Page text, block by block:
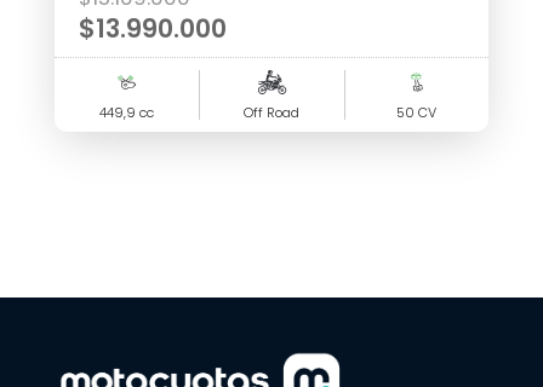
precio
original
$15.109.000.
$13.990.000
El
precio
actual
449,9 cc Off Road 50 CV